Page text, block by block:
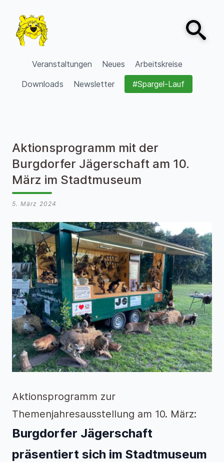
VVV Burgdorf
Veranstaltungen Neues
Arbeitskreise
Downloads
Newsletter #Spargel-Lauf
Open
Aktionsprogramm mit der
Burgdorfer Jägerschaft am 10.
März im Stadtmuseum
5. März 2024
Aktionsprogramm zur
Themenjahresausstellung am 10. März:
Burgdorfer Jägerschaft
präsentiert sich im Stadtmuseum